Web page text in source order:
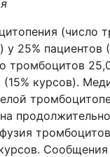
(число
у 25% пациентов
тромбоцитов
(15% курсов).